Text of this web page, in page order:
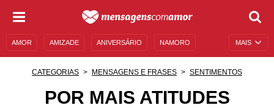
MAIS
AMOR AMIZADE ANIVERSÁRIO NAMORO
CATEGORIAS MENSAGENS E FRASES SENTIMENTOS
POR MAIS ATITUDES